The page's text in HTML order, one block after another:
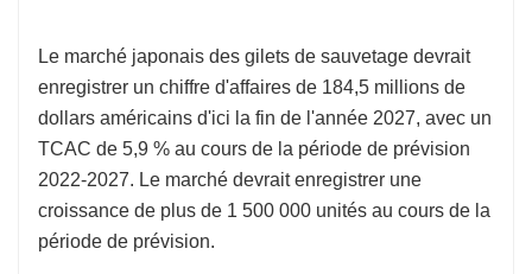
Le marché japonais des gilets de sauvetage devrait
enregistrer un chiffre d'affaires de 184,5 millions de
dollars américains d'ici la fin de l'année 2027, avec un
TCAC de 5,9 % au cours de la période de prévision
2022-2027. Le marché devrait enregistrer une
croissance de plus de 1 500 000 unités au cours de la
période de prévision.